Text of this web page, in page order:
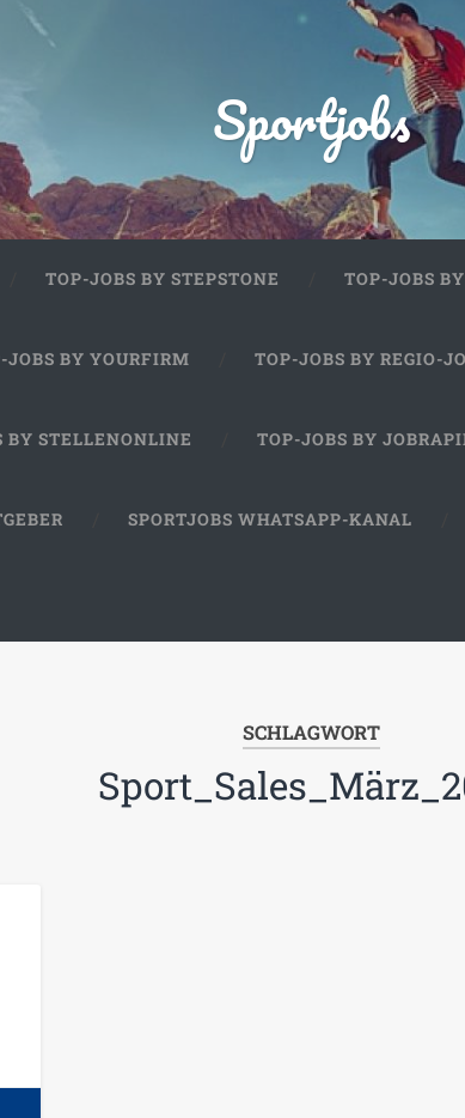
Sportjobs
TOP-JOBS BY STEPSTONE TOP-JOBS
JOBS BY YOURFIRM TOP-JOBS BY REGIO-
BY STELLENONLINE TOP-JOBS BY
SPORTJOBS WHATSAPP-KANAL
SCHLAGWORT